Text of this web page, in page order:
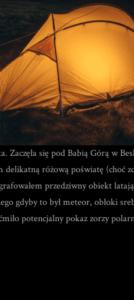
Zaczęła się pod Babią Górą w
delikatną różową poświatę (choć
przedziwny obiekt
gdyby to był meteor, obłoki
potencjalny pokaz zorzy